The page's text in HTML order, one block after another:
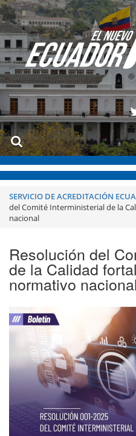
SERVICIO DE ACREDITACIÓN
del Comité Interministerial de la
nacional
Resolución del
de la Calidad
normativo nacional